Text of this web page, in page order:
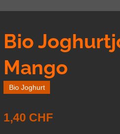
Bio
Mango
Bio Joghurt
1,40 CHF